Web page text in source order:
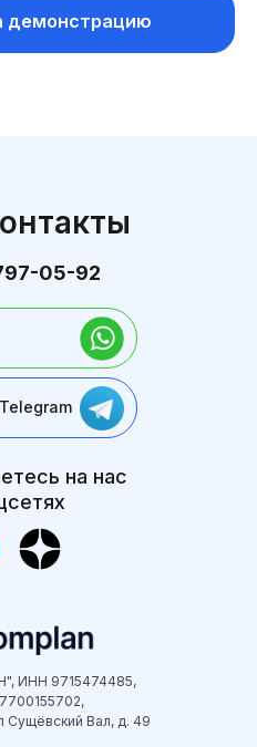
демонстрацию
ИНН 9715474485,
Сущёвский Вал, д. 49
05-92
на нас